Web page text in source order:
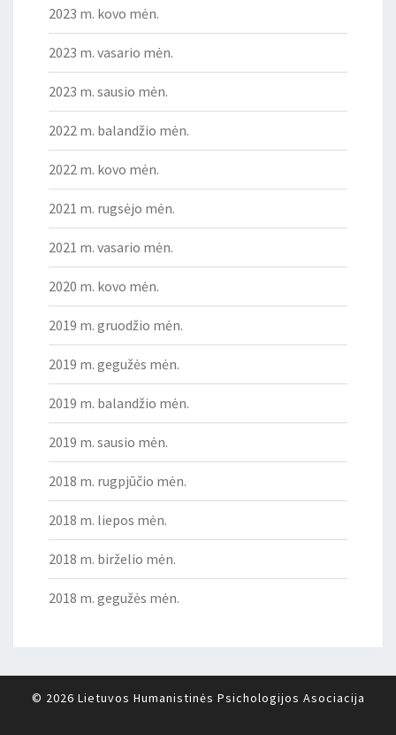
2023 m. kovo mėn.
2023 m. vasario mėn.
2023 m. sausio mėn.
2022 m. balandžio mėn.
2022 m. kovo mėn.
2021 m. rugsėjo mėn.
2021 m. vasario mėn.
2020 m. kovo mėn.
2019 m. gruodžio mėn.
2019 m. gegužės mėn.
2019 m. balandžio mėn.
2019 m. sausio mėn.
2018 m. rugpjūčio mėn.
2018 m. liepos mėn.
2018 m. birželio mėn.
2018 m. gegužės mėn.
© 2026 Lietuvos Humanistinės Psichologijos Asociacija